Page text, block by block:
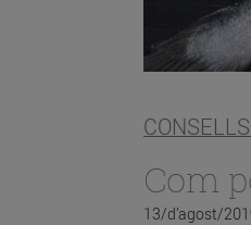
Com
13/d’agost/